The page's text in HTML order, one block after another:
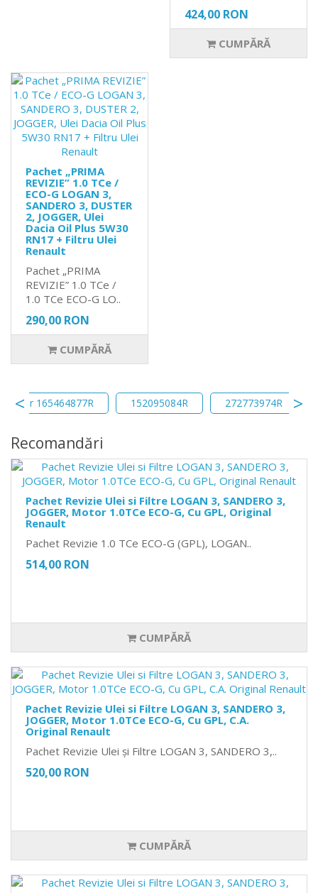
424,00 RON
CUMPĂRĂ
Pachet „PRIMA
REVIZIE” 1.0 TCe /
ECO-G LOGAN 3,
SANDERO 3, DUSTER
2, JOGGER, Ulei
Dacia Oil Plus 5W30
RN17 + Filtru Ulei
Renault
Pachet „PRIMA
REVIZIE” 1.0 TCe /
1.0 TCe ECO-G LO..
290,00 RON
CUMPĂRĂ
aer 165464877R 152095084R 272773974R
Recomandări
Pachet Revizie Ulei si Filtre LOGAN 3, SANDERO 3,
JOGGER, Motor 1.0TCe ECO-G, Cu GPL, Original
Renault
Pachet Revizie 1.0 TCe ECO-G (GPL), LOGAN..
514,00 RON
CUMPĂRĂ
Pachet Revizie Ulei si Filtre LOGAN 3, SANDERO 3,
JOGGER, Motor 1.0TCe ECO-G, Cu GPL, C.A.
Original Renault
Pachet Revizie Ulei și Filtre LOGAN 3, SANDERO 3,..
520,00 RON
CUMPĂRĂ